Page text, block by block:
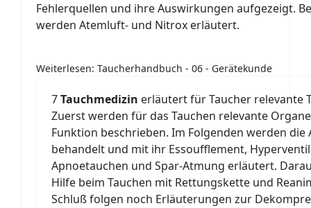
Fehlerquellen und ihre Auswirkungen aufgezeigt.
werden Atemluft- und Nitrox erläutert.
Weiterlesen: Taucherhandbuch - 06 - Gerätekunde
7Tauchmedizin erläutert für Taucher relevante
Zuerst werden für das Tauchen relevante
Funktion beschrieben. Im Folgenden werden die
behandelt und mit ihr Essoufflement,
Apnoetauchen und Spar-Atmung erläutert.
Hilfe beim Tauchen mit Rettungskette und
Schluß folgen noch Erläuterungen zur